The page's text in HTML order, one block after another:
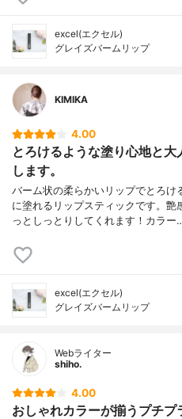
excel(エクセル)
グレイズバームリップ
KIMIKA
4.00
とろけるような塗り心地と
します。
バーム状の柔らかいリップでとろ
に塗れるリップスティックです。
っとしっとりしてくれます！カラー
excel(エクセル)
グレイズバームリップ
Webライター
shiho.
4.00
おしゃれカラーが揃うプチプ